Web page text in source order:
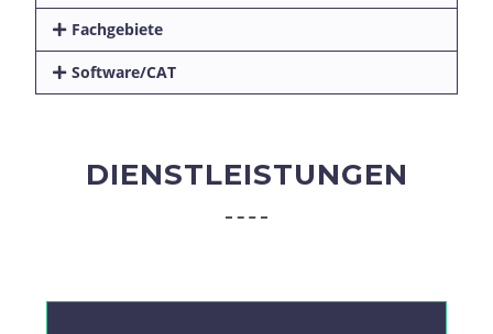
Fachgebiete
Software/CAT
DIENSTLEISTUNGEN